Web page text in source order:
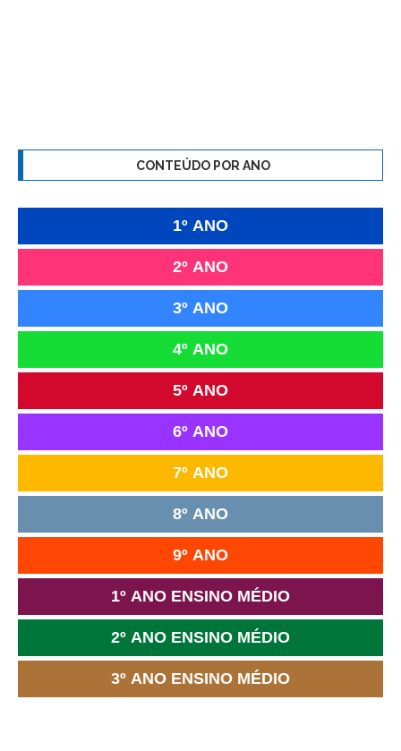
CONTEÚDO POR ANO
1º ANO
2º ANO
3º ANO
4º ANO
5º ANO
6º ANO
7º ANO
8º ANO
9º ANO
1º ANO ENSINO MÉDIO
2º ANO ENSINO MÉDIO
3º ANO ENSINO MÉDIO